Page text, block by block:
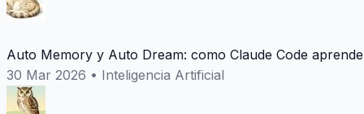
Auto Memory y Auto Dream: como Claude Code
30 Mar 2026 • Inteligencia Artificial